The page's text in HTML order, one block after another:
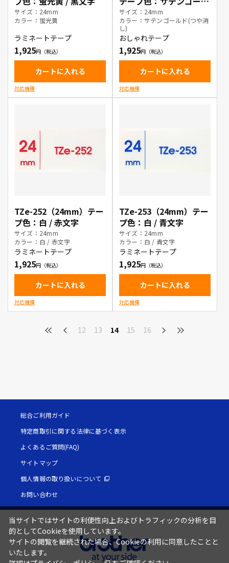
サイズ：24mm
カラー：蛍光黄
ラミネートテープ
1,925
カートに入れる
対応機種
ド(つや消し) / 黒文字
サイズ：24mm
カラー：サテンゴールド(つや消
し)
おしゃれテープ
1,925
カートに入れる
対応機種
TZe-252（24mm）テー
プ色：白 / 赤文字
サイズ：24mm
カラー：白 / 赤文字
ラミネートテープ
1,925
カートに入れる
対応機種
TZe-253（24mm）テー
プ色：白 / 青文字
サイズ：24mm
カラー：白 / 青文字
ラミネートテープ
1,925
カートに入れる
対応機種
12 13 14 15 16
総合ご利用ガイド
特定商取引に関する法律に基づく表示
よくあるご質問(FAQ)
サイトマップ
個人情報の取り扱いについて
お問い合わせ
当サイトではサイトの利便性向上およびトラフィックの分析を目
的としてCookieを使用しています。
サイトの閲覧を継続された場合、Cookieの利用に同意したことと
いたします。